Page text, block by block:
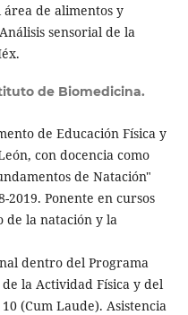
de alimentos y
sensorial de la
de Biomedicina.
de Educación Física y
con docencia como
de Natación"
2019. Ponente en cursos
de la natación y la
dentro del Programa
la Actividad Física y del
(Cum Laude). Asistencia